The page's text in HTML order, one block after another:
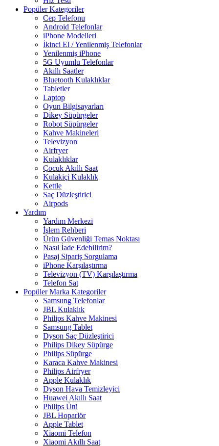
Popüler Kategoriler
Cep Telefonu
Android Telefonlar
iPhone Modelleri
İkinci El / Yenilenmiş Telefonlar
Yenilenmiş iPhone
5G Uyumlu Telefonlar
Akıllı Saatler
Bluetooth Kulaklıklar
Tabletler
Laptop
Oyun Bilgisayarları
Dikey Süpürgeler
Robot Süpürgeler
Kahve Makineleri
Televizyon
Airfryer
Kulaklıklar
Çocuk Akıllı Saat
Kulakiçi Kulaklık
Kettle
Saç Düzleştirici
Airpods
Yardım
Yardım Merkezi
İşlem Rehberi
Ürün Güvenliği Temas Noktası
Nasıl İade Edebilirim?
Pasaj Sipariş Sorgulama
iPhone Karşılaştırma
Televizyon (TV) Karşılaştırma
Telefon Sat
Popüler Marka Kategoriler
Samsung Telefonlar
JBL Kulaklık
Philips Kahve Makinesi
Samsung Tablet
Dyson Saç Düzleştirici
Philips Dikey Süpürge
Philips Süpürge
Karaca Kahve Makinesi
Philips Airfryer
Apple Kulaklık
Dyson Hava Temizleyici
Huawei Akıllı Saat
Philips Ütü
JBL Hoparlör
Apple Tablet
Xiaomi Telefon
Xiaomi Akıllı Saat